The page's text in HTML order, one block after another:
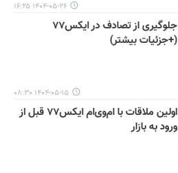
۱۴۰۴-۰۵-۲۶ ۱۶:۲۵
جلوگیری از تصادف در ایکس۷۷
(+جزئیات بیشتر)
۱۴۰۴-۰۵-۱۵ ۰۸:۳۰
اولین ملاقات با ام‌وی‌ام ایکس۷۷ قبل از
ورود به بازار